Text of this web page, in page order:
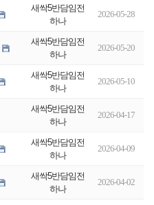
새싹5반담임전
하나
2026-05-28
새싹5반담임전
하나
2026-05-20
새싹5반담임전
하나
2026-05-10
새싹5반담임전
하나
2026-04-17
새싹5반담임전
하나
2026-04-09
새싹5반담임전
하나
2026-04-02